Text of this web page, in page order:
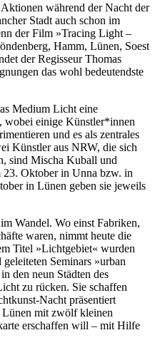
während der Nacht der
Stadt auch schon im
der Film »Tracing Light –
Hamm, Lünen, Soest
der Regisseur Thomas
das wohl bedeutendste
Medium Licht eine
wobei einige Künstler*innen
und es als zentrales
Künstler aus NRW, die sich
sind Mischa Kuball und
23. Oktober in Unna bzw. in
in Lünen geben sie jeweils
Wandel. Wo einst Fabriken,
waren, nimmt heute die
Titel »Lichtgebiet« wurden
Seminars »urban
den neun Städten des
zu rücken. Sie schaffen
Nacht präsentiert
mit zwölf kleinen
erschaffen will – mit Hilfe